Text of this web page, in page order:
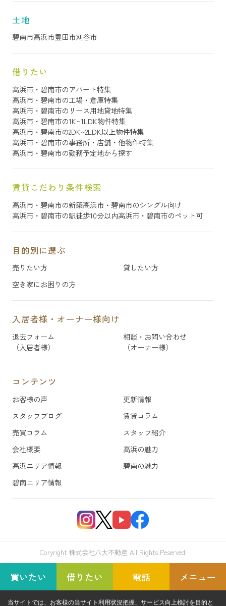
土地
碧南市高浜市豊田市刈谷市
借りたい
高浜市・碧南市のアパート特集
高浜市・碧南市の工場・倉庫特集
高浜市・碧南市のリース用地貸地特集
高浜市・碧南市の1K~1LDK物件特集
高浜市・碧南市の2DK~2LDK以上物件特集
高浜市・碧南市の事務所・店舗・他物件特集
高浜市・碧南市の勤務予定地から探す
賃貸こだわり条件検索
高浜市・碧南市の新築高浜市・碧南市のシングル向け
高浜市・碧南市の駅徒歩10分以内高浜市・碧南市のペット可
目的別に選ぶ
売りたい方
貸したい方
空き家にお困りの方
入居者様・オーナー様向け
退去フォーム
（入居者様）
相談・お問い合わせ
（オーナー様）
コンテンツ
お客様の声
更新情報
スタッフブログ
賃貸コラム
売買コラム
スタッフ紹介
会社概要
高浜の魅力
高浜エリア情報
碧南の魅力
碧南エリア情報
Coryright 株式会社八大不動産 All Rights Peserved.
買いたい 借りたい 電話 メニュー
当サイトでは、お客様の当サイト利用状況把握、サービス向上検討を目的と